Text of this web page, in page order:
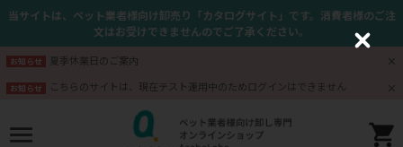
当サイトは、ペット業者様向け卸売り「カタログサイト」です。消費者様のご注
文はお受けできませんのでご了承ください。
お知らせ 夏季休業日のご案内
お知らせ こちらのサイトは、現在テスト運用中のためログインはできません
C